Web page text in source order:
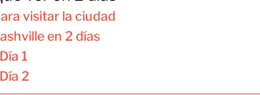
visitar la ciudad
en 2 días
1
2